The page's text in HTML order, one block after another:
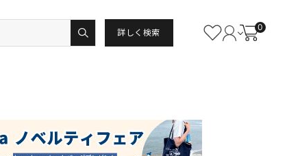
詳しく検索
0